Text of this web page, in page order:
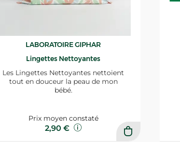
LABORATOIRE GIPHAR
Lingettes Nettoyantes
Les Lingettes Nettoyantes nettoient
tout en douceur la peau de mon
bébé.
Prix moyen constaté
2,90 €